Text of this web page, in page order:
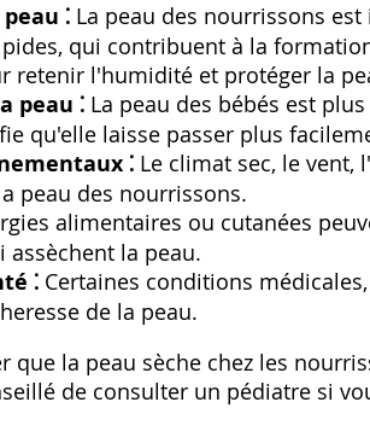
⁚ La peau des nourrissons
qui contribuent à la
retenir l'humidité et protéger la
peau ⁚ La peau des bébés est
qu'elle laisse passer plus
⁚ Le climat sec, le vent,
peau des nourrissons.
alimentaires ou cutanées
la peau.
⁚ Certaines conditions
de la peau.
que la peau sèche chez les
de consulter un pédiatre si